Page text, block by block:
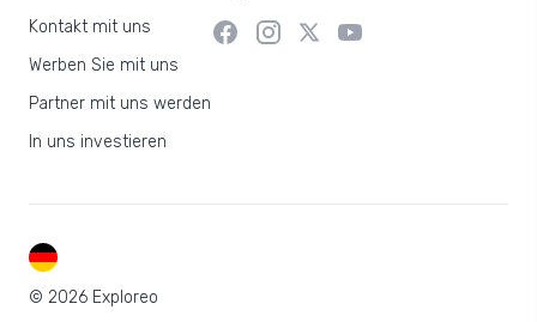
Kontakt mit uns
Werben Sie mit uns
Partner mit uns werden
In uns investieren
© 2026 Exploreo